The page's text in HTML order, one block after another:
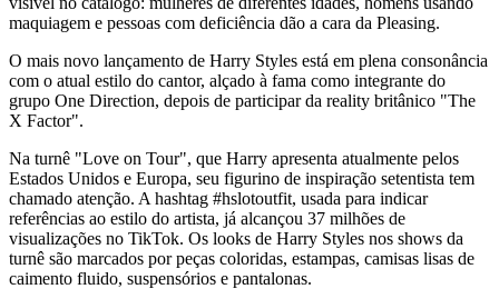
maquiagem e pessoas com deficiência dão a cara da Pleasing.
O mais novo lançamento de Harry Styles está em plena consonância
com o atual estilo do cantor, alçado à fama como integrante do
grupo One Direction, depois de participar da reality britânico "The
X Factor".
Na turnê "Love on Tour", que Harry apresenta atualmente pelos
Estados Unidos e Europa, seu figurino de inspiração setentista tem
chamado atenção. A hashtag #hslotoutfit, usada para indicar
referências ao estilo do artista, já alcançou 37 milhões de
visualizações no TikTok. Os looks de Harry Styles nos shows da
turnê são marcados por peças coloridas, estampas, camisas lisas de
caimento fluido, suspensórios e pantalonas.